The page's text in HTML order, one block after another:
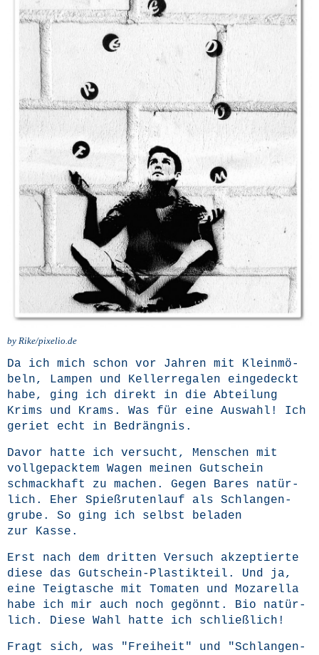
by Rike/pixelio.de
Da ich mich schon vor Jah­ren mit Klein­mö­
beln, Lam­pen und Kel­ler­re­ga­len ein­ge­deckt
habe, ging ich direkt in die Abtei­lung
Krims und Krams. Was für eine Aus­wahl! Ich
geriet echt in Bedrängnis.
Davor hat­te ich ver­sucht, Men­schen mit
voll­ge­pack­tem Wagen mei­nen Gut­schein
schmack­haft zu machen. Gegen Bares natür­
lich. Eher Spieß­ru­ten­lauf als Schlan­gen­
gru­be. So ging ich selbst bela­den
zur Kasse.
Erst nach dem drit­ten Ver­such akzep­tier­te
die­se das Gut­schein-Plas­tik­teil. Und ja,
eine Teig­ta­sche mit Toma­ten und Moza­rel­la
habe ich mir auch noch gegönnt. Bio natür­
lich. Die­se Wahl hat­te ich schließlich!
Fragt sich, was "Frei­heit" und "Schlan­gen­